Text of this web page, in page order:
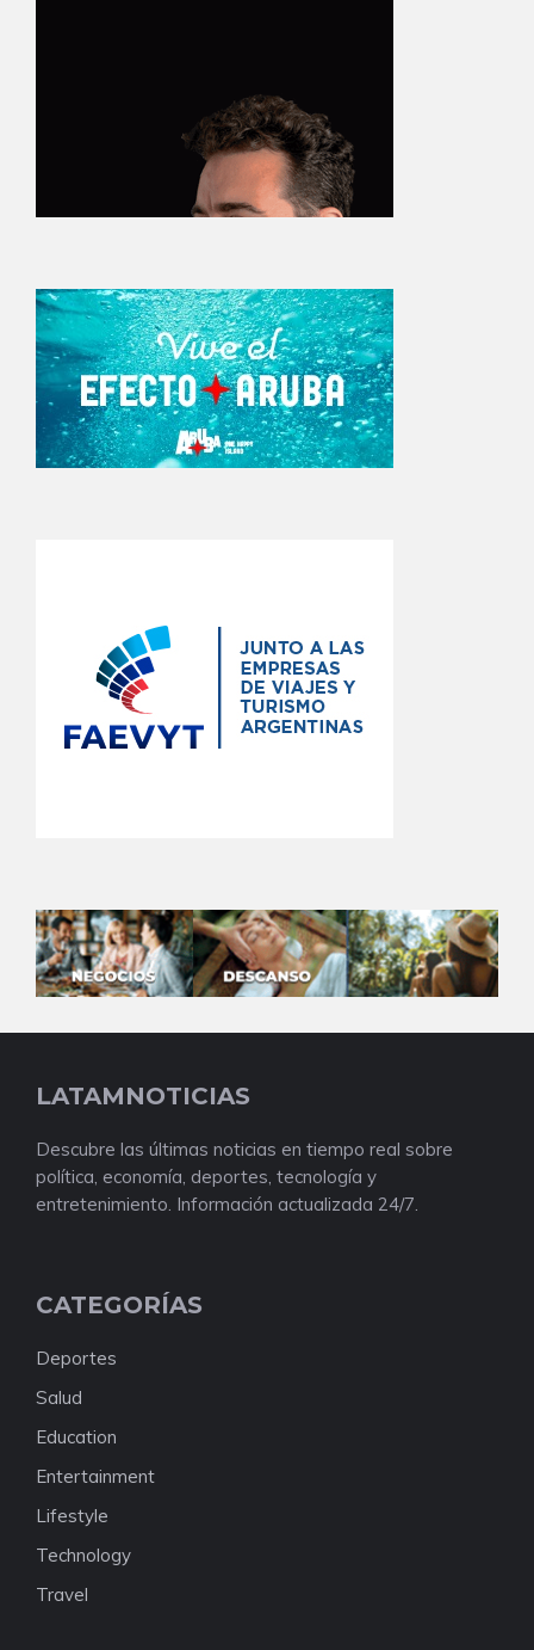
LATAMNOTICIAS
Descubre las últimas noticias en tiempo real sobre
política, economía, deportes, tecnología y
entretenimiento. Información actualizada 24/7.
CATEGORÍAS
Deportes
Salud
Education
Entertainment
Lifestyle
Technology
Travel